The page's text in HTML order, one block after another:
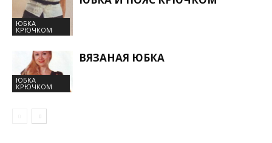
ЮБКА
КРЮЧКОМ
ЮБКА
КРЮЧКОМ
ВЯЗАНАЯ ЮБКА